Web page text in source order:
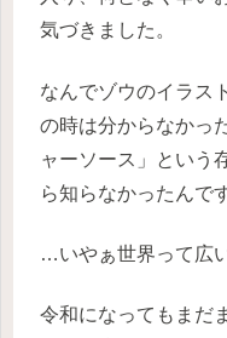
気づきました。
なんでゾウのイラス
の時は分からなかっ
ャーソース」という
ら知らなかったんで
…いやぁ世界って広
令和になってもまだ